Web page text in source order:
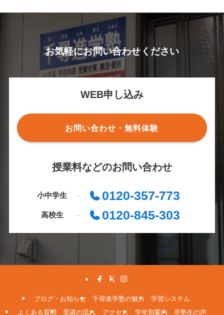
お気軽にお問い合わせください
WEB申し込み
お問い合わせ・無料体験
授業料などのお問い合わせ
小中学生 0120-357-773
高校生 0120-845-303
ブログ・お知らせ 千尋進学塾の魅力
学習システム
よくある質問
受講の流れ アクセス 学年別案内 卒塾生の声